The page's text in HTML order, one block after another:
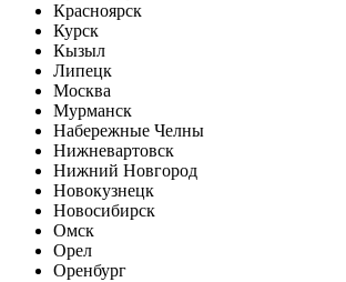
Красноярск
Курск
Кызыл
Липецк
Москва
Мурманск
Набережные Челны
Нижневартовск
Нижний Новгород
Новокузнецк
Новосибирск
Омск
Орел
Оренбург